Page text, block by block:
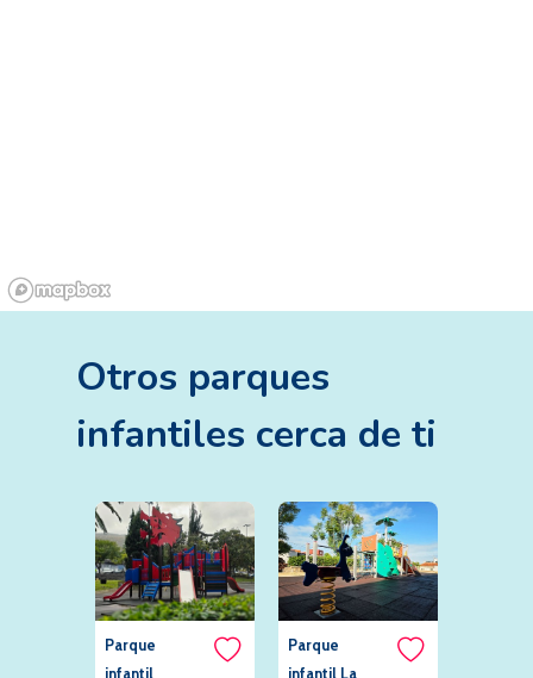
Otros parques
infantiles cerca de ti
Parque
infantil
Parque
infantil La